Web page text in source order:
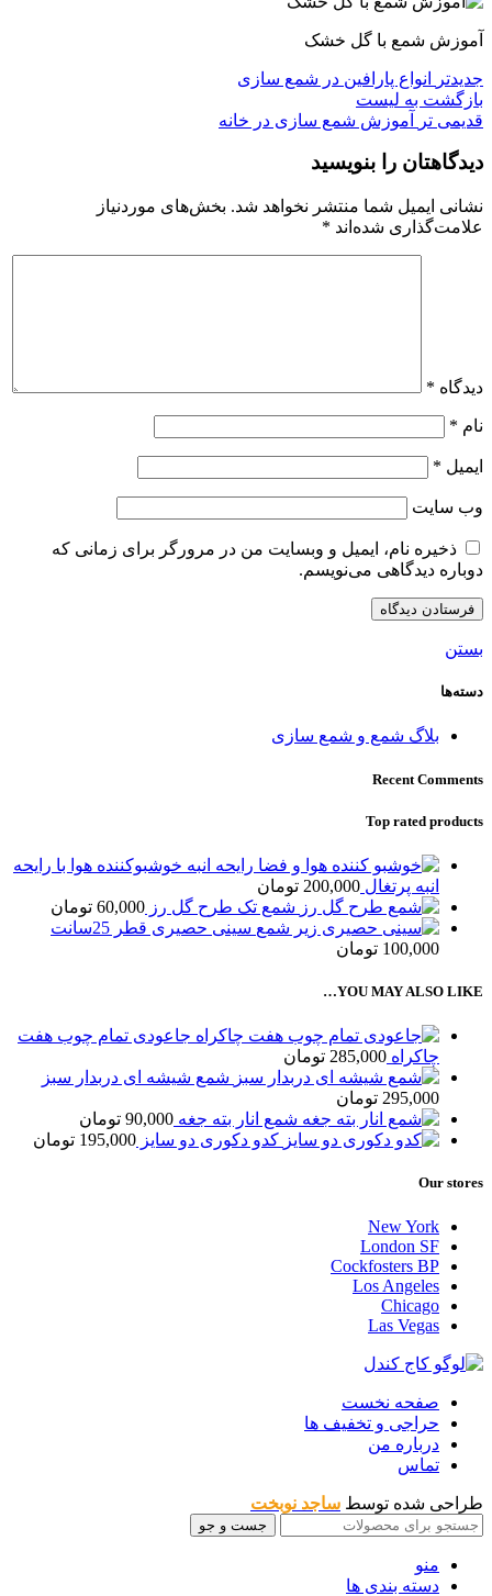
آموزش شمع با گل خشک
جدیدتر
انواع پارافین در شمع سازی
بازگشت به لیست
قدیمی تر
آموزش شمع سازی در خانه
دیدگاهتان را بنویسید
نشانی ایمیل شما منتشر نخواهد شد. بخش‌های موردنیاز
علامت‌گذاری شده‌اند *
دیدگاه *
نام *
ایمیل *
وب‌ سایت
ذخیره نام، ایمیل و وبسایت من در مرورگر برای زمانی که
دوباره دیدگاهی می‌نویسم.
بستن
دسته‌ها
بلاگ شمع و شمع سازی
Recent Comments
Top rated products
خوشبوکننده هوا با رایحه
انبه پرتغال 200,000 تومان
شمع تک طرح گل رز 60,000 تومان
سینی حصیری قطر 25سانت
100,000 تومان
YOU MAY ALSO LIKE…
جاعودی تمام چوب هفت
چاکراه 285,000 تومان
شمع شیشه ای دربدار سبز
295,000 تومان
شمع انار بته جغه 90,000 تومان
کدو دکوری دو سایز 195,000 تومان
Our stores
New York
London SF
Cockfosters BP
Los Angeles
Chicago
Las Vegas
صفحه نخست
حراجی و تخفیف ها
درباره من
تماس
طراحی شده توسط ساجد نوبخت
جست و جو
منو
دسته بندی ها